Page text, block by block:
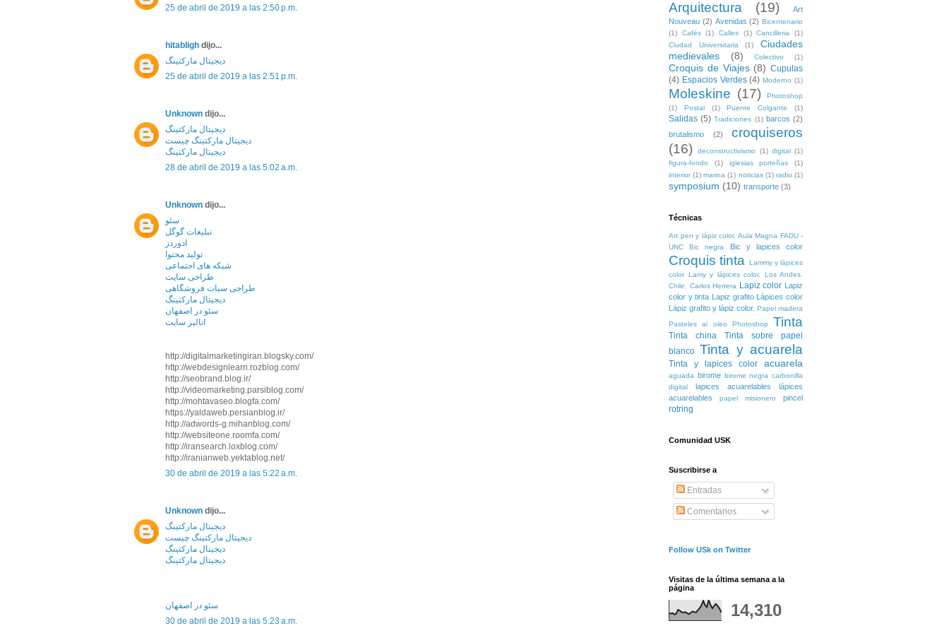
25 de abril de 2019 a las 2:50 p.m.
hitabligh dijo...
دیجیتال مارکتینگ
25 de abril de 2019 a las 2:51 p.m.
Unknown dijo...
دیجیتال مارکتینگ
دیجیتال مارکتینگ چیست
دیجیتال مارکتینگ
28 de abril de 2019 a las 5:02 a.m.
Unknown dijo...
سئو
تبلیغات گوگل
ادوردز
تولید محتوا
شبکه های اجتماعی
طراحی سایت
طراحی سیات فروشگاهی
دیجیتال مارکتینگ
سئو در اصفهان
انالیز سایت
http://digitalmarketingiran.blogsky.com/
http://webdesignlearn.rozblog.com/
http://seobrand.blog.ir/
http://videomarketing.parsiblog.com/
http://mohtavaseo.blogfa.com/
https://yaldaweb.persianblog.ir/
http://adwords-g.mihanblog.com/
http://websiteone.roomfa.com/
http://iransearch.loxblog.com/
http://iranianweb.yektablog.net/
30 de abril de 2019 a las 5:22 a.m.
Unknown dijo...
دیجیتال مارکتینگ
دیجیتال مارکتینگ چیست
دیجیتال مارکتینگ
دیجیتال مارکتینگ
سئو در اصفهان
30 de abril de 2019 a las 5:23 a.m.
Arquitectura (19)
Art
Nouveau (2) Avenidas (2) Bicentenario
(1)
Cafés (1) Calles (1) Cancilleria
(1)
Ciudad Universitaria
(1)
Ciudades
medievales
(8) Colectivo (1)
Croquis de Viajes (8) Cupulas
(4) Espacios Verdes (4) Moderno (1)
Moleskine (17)
Photoshop
(1)
Postal (1) Puente Colgante (1)
Salidas (5) Tradiciones (1) barcos (2)
brutalismo
(2)
croquiseros
(16)
deconstructivismo (1) digital
(1)
figura-fondo
(1) iglesias porteñas
(1)
interior (1) marina (1) noticias (1) radio (1)
symposium (10) transporte (3)
Técnicas
Art pen y lápiz color. Aula Magna FADU -
UNC
Bic negra Bic y lapices color
Croquis tinta
Lammy y lápices
color
Lamy y lápices color. Los Andes.
Chile. Carlos Herrera Lapiz color
Lapiz
color y tinta
Lapiz grafito
Lápices color
Lápiz grafito y lápiz color. Papel madera
Pasteles al oleo
Photoshop Tinta
Tinta china
Tinta sobre papel
blanco Tinta y acuarela
Tinta y lapices color acuarela
aguada birome birome negra carbonilla
digital
lapices acuarelables
lápices
acuarelables
papel misionero pincel
rotring
Comunidad USK
Suscribirse a
Entradas
Comentarios
Follow USk on Twitter
Visitas de la última semana a la
página
14,310